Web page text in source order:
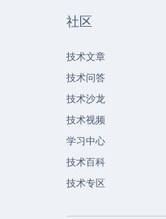
社区
技术文章
技术问答
技术沙龙
技术视频
学习中心
技术百科
技术专区